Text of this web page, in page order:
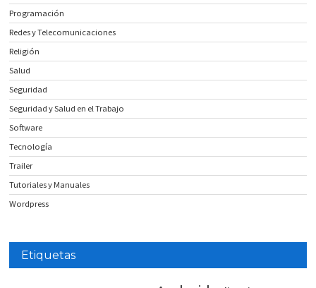
Programación
Redes y Telecomunicaciones
Religión
Salud
Seguridad
Seguridad y Salud en el Trabajo
Software
Tecnología
Trailer
Tutoriales y Manuales
Wordpress
Etiquetas